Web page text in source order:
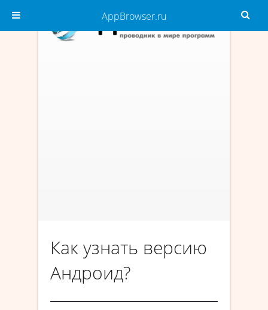
Как узнать версию
Андроид?
AppBrowser.ru